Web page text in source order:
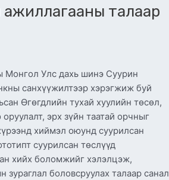
талаар
Улс дахь шинэ Суурин
санхүүжилтээр хэрэгжиж буй
Өгөгдлийн тухай хуулийн төсөл,
эрх зүйн таатай орчныг
хиймэл оюунд суурилсан
суурилсан төслүүд
хийх боломжийг хэлэлцэж,
боловсруулах талаар санал